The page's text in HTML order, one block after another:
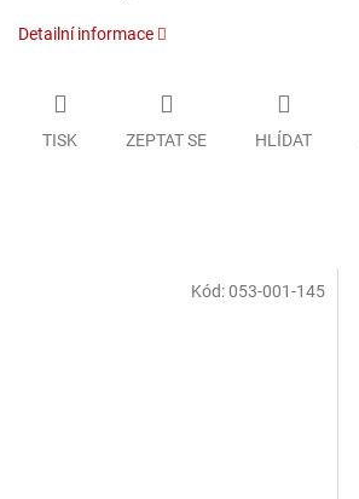
Detailní informace
TISK ZEPTAT SE HLÍDAT
Kód:053-001-145